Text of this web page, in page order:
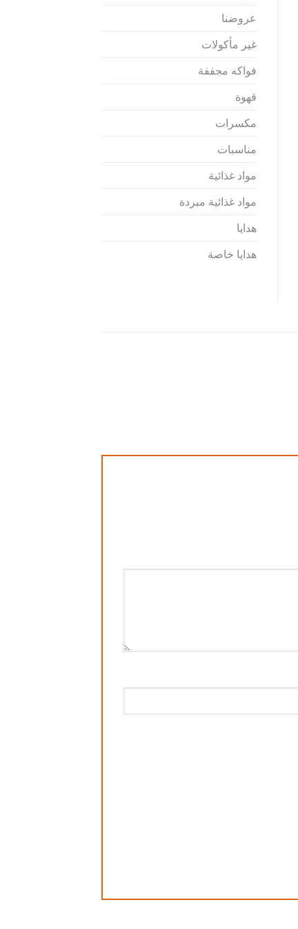
عروضنا
غير مأكولات
فواكه مجففة
قهوة
مكسرات
مناسبات
مواد غذائية
مواد غذائية مبردة
هدايا
هدايا خاصة